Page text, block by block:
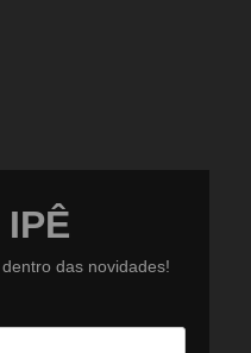
das novidades!